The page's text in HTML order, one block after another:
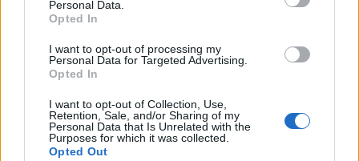
Personal Data.
Opted In
I want to opt-out of processing my
Personal Data for Targeted Advertising.
Opted In
I want to opt-out of Collection, Use,
Retention, Sale, and/or Sharing of my
Personal Data that Is Unrelated with the
Purposes for which it was collected.
Opted Out